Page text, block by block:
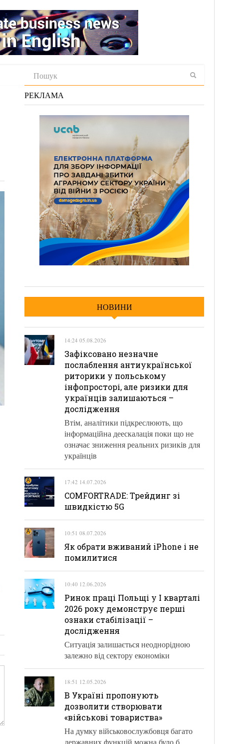
РЕКЛАМА
НОВИНИ
14:24 05.08.2026
Зафіксовано незначне
послаблення антиукраїнської
риторики у польському
інфопросторі, але ризики для
українців залишаються –
дослідження
Втім, аналітики підкреслюють, що
інформаційна деескалація поки що не
означає зниження реальних ризиків для
українців
17:42 14.07.2026
COMFORTRADE: Трейдинг зі
швидкістю 5G
10:51 08.07.2026
Як обрати вживаний iPhone і не
помилитися
10:40 12.06.2026
Ринок праці Польщі у І кварталі
2026 року демонструє перші
ознаки стабілізації –
дослідження
Ситуація залишається неоднорідною
залежно від сектору економіки
18:51 12.05.2026
В Україні пропонують
дозволити створювати
«військові товариства»
На думку військовослужбовця багато
державних функцій можна було б